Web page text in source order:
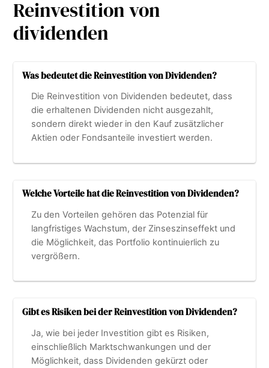
Reinvestition von
dividenden
Was bedeutet die Reinvestition von Dividenden?
Die Reinvestition von Dividenden bedeutet, dass
die erhaltenen Dividenden nicht ausgezahlt,
sondern direkt wieder in den Kauf zusätzlicher
Aktien oder Fondsanteile investiert werden.
Welche Vorteile hat die Reinvestition von Dividenden?
Zu den Vorteilen gehören das Potenzial für
langfristiges Wachstum, der Zinseszinseffekt und
die Möglichkeit, das Portfolio kontinuierlich zu
vergrößern.
Gibt es Risiken bei der Reinvestition von Dividenden?
Ja, wie bei jeder Investition gibt es Risiken,
einschließlich Marktschwankungen und der
Möglichkeit, dass Dividenden gekürzt oder